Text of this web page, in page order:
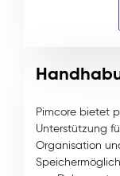
Pimcore bietet
Unterstützung
Organisation